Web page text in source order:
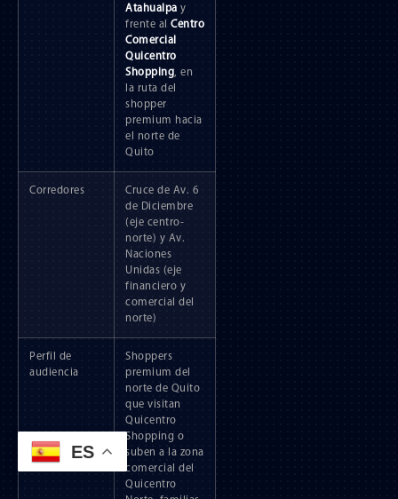
Atahualpa y
frente al Centro
Comercial
Quicentro
Shopping, en
la ruta del
shopper
premium hacia
el norte de
Quito
Corredores
Cruce de Av. 6
de Diciembre
(eje centro-
norte) y Av.
Naciones
Unidas (eje
financiero y
comercial del
norte)
Perfil de
audiencia
Shoppers
premium del
norte de Quito
que visitan
Quicentro
Shopping o
suben a la zona
comercial del
Quicentro
ES